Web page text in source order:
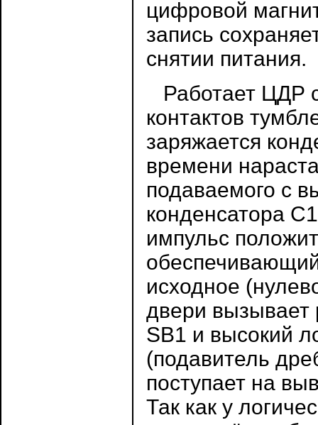
цифровой
запись
снятии питания.
Работает ЦДР
контактов
заряжается
времени
подаваемого с
конденсатора
импульс
обеспечивающий
исходное
двери вызывает
SB1 и высокий
(подавитель
поступает на
Так как у